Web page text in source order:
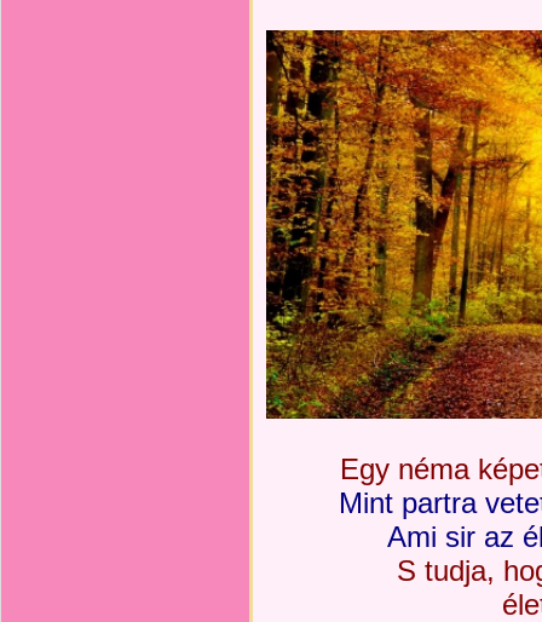
Egy néma
Mint partra
Ami sir az
S tudja,